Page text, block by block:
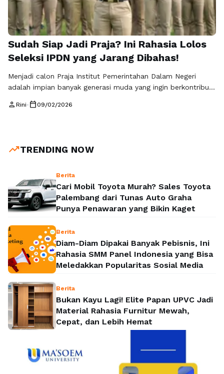
Sudah Siap Jadi Praja? Ini Rahasia Lolos
Seleksi IPDN yang Jarang Dibahas!
Menjadi calon Praja Institut Pemerintahan Dalam Negeri
adalah impian banyak generasi muda yang ingin berkontribusi
bukan hanya menawarkan pendidikan kedinasan yang
yang ketat, …Baca Selengkapnya
person Rini• calendar_today09/02/2026
trending_upTRENDING NOW
Berita
Cari Mobil Toyota Murah? Sales Toyota
Palembang dari Tunas Auto Graha
Punya Penawaran yang Bikin Kaget
Berita
Diam-Diam Dipakai Banyak Pebisnis, Ini
Rahasia SMM Panel Indonesia yang Bisa
Meledakkan Popularitas Sosial Media
Berita
Bukan Kayu Lagi! Elite Papan UPVC Jadi
Material Rahasia Furnitur Mewah,
Cepat, dan Lebih Hemat